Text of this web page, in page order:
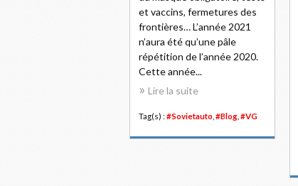
et vaccins, fermetures des
frontières… L’année 2021
n’aura été qu’une pâle
répétition de l’année 2020.
Cette année...
Lire la suite
Tag(s) : #Sovietauto #Blog #VG